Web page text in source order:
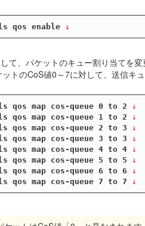
qos enable ↓
て、パケットのキュー割り当てを
トのCoS値0～7に対して、送信キ
qos map cos-queue 0 to 2 ↓
qos map cos-queue 1 to 2 ↓
qos map cos-queue 2 to 3 ↓
qos map cos-queue 3 to 3 ↓
qos map cos-queue 4 to 4 ↓
qos map cos-queue 5 to 5 ↓
qos map cos-queue 6 to 6 ↓
qos map cos-queue 7 to 7 ↓